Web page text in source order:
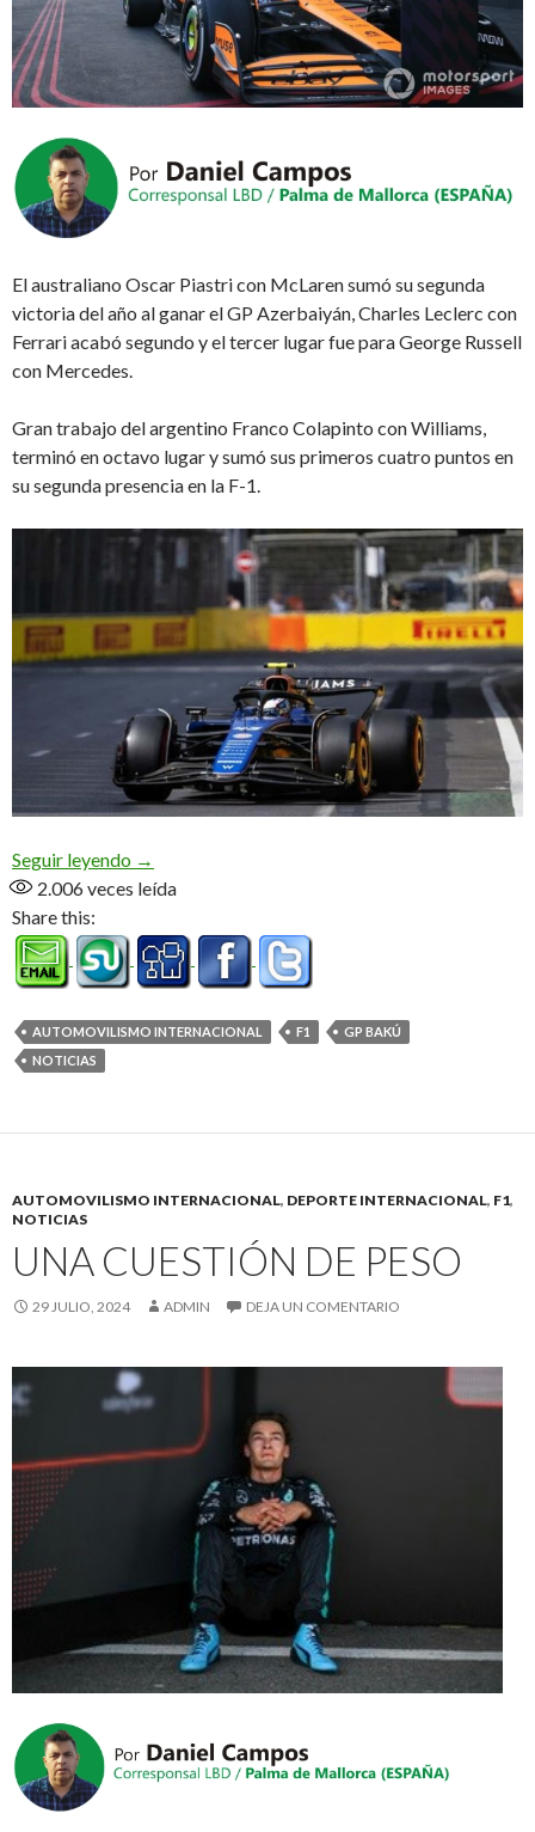
El australiano Oscar Piastri con McLaren sumó su segunda
victoria del año al ganar el GP Azerbaiyán, Charles Leclerc con
Ferrari acabó segundo y el tercer lugar fue para George Russell
con Mercedes.
Gran trabajo del argentino Franco Colapinto con Williams,
terminó en octavo lugar y sumó sus primeros cuatro puntos en
su segunda presencia en la F-1.
Seguir leyendo En Bakú ganó Piastri
→
2.006veces leída
Share this:
AUTOMOVILISMO INTERNACIONAL F1
GP BAKÚ
NOTICIAS
AUTOMOVILISMO INTERNACIONAL, DEPORTE INTERNACIONAL, F1,
NOTICIAS
UNA CUESTIÓN DE PESO
29 JULIO, 2024 ADMIN DEJA UN COMENTARIO